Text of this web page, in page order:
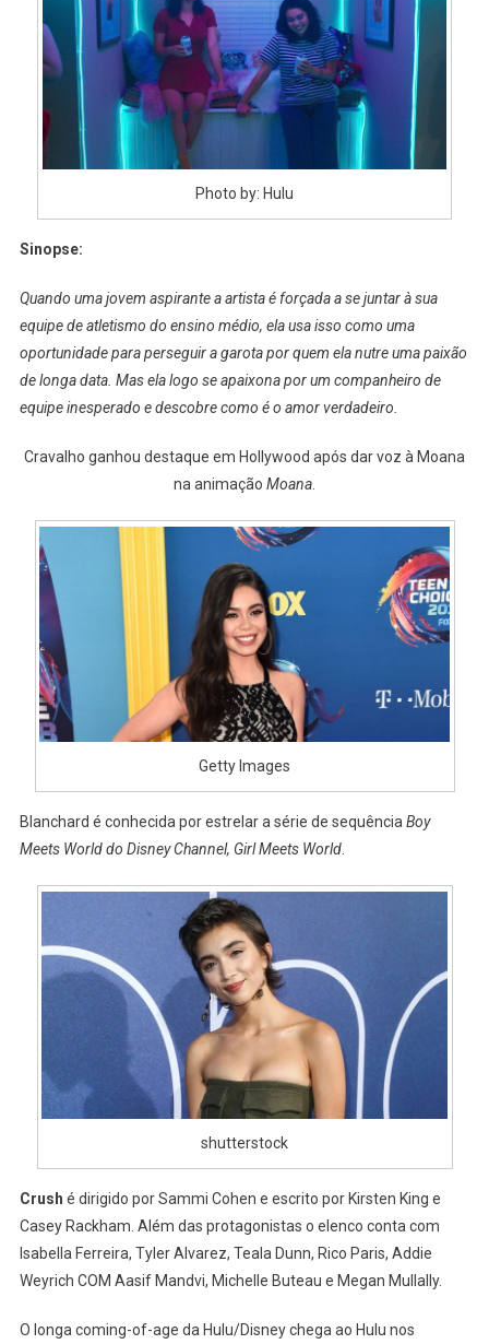
Photo by: Hulu
Sinopse:
Quando uma jovem aspirante a artista é forçada a se juntar à sua
equipe de atletismo do ensino médio, ela usa isso como uma
oportunidade para perseguir a garota por quem ela nutre uma paixão
de longa data. Mas ela logo se apaixona por um companheiro de
equipe inesperado e descobre como é o amor verdadeiro.
Cravalho ganhou destaque em Hollywood após dar voz à Moana
na animação Moana.
Getty Images
Blanchard é conhecida por estrelar a série de sequência Boy
Meets World do Disney Channel, Girl Meets World.
shutterstock
Crush é dirigido por Sammi Cohen e escrito por Kirsten King e
Casey Rackham. Além das protagonistas o elenco conta com
Isabella Ferreira, Tyler Alvarez, Teala Dunn, Rico Paris, Addie
Weyrich COM Aasif Mandvi, Michelle Buteau e Megan Mullally.
O longa coming-of-age da Hulu/Disney chega ao Hulu nos